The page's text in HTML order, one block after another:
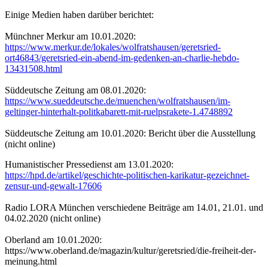
Einige Medien haben darüber berichtet:
Münchner Merkur am 10.01.2020:
https://www.merkur.de/lokales/wolfratshausen/geretsried-
ort46843/geretsried-ein-abend-im-gedenken-an-charlie-hebdo-
13431508.html
Süddeutsche Zeitung am 08.01.2020:
https://www.sueddeutsche.de/muenchen/wolfratshausen/im-
geltinger-hinterhalt-politkabarett-mit-ruelpsrakete-1.4748892
Süddeutsche Zeitung am 10.01.2020: Bericht über die Ausstellung
(nicht online)
Humanistischer Pressedienst am 13.01.2020:
https://hpd.de/artikel/geschichte-politischen-karikatur-gezeichnet-
zensur-und-gewalt-17606
Radio LORA München verschiedene Beiträge am 14.01, 21.01. und
04.02.2020 (nicht online)
Oberland am 10.01.2020:
https://www.oberland.de/magazin/kultur/geretsried/die-freiheit-der-
meinung.html